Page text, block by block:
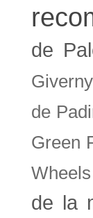
de
Giverny
de
Green
Wheels
de la